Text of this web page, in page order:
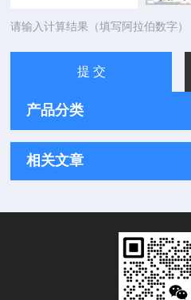
请输入计算结果（填写阿拉伯数字
产品分类
相关文章